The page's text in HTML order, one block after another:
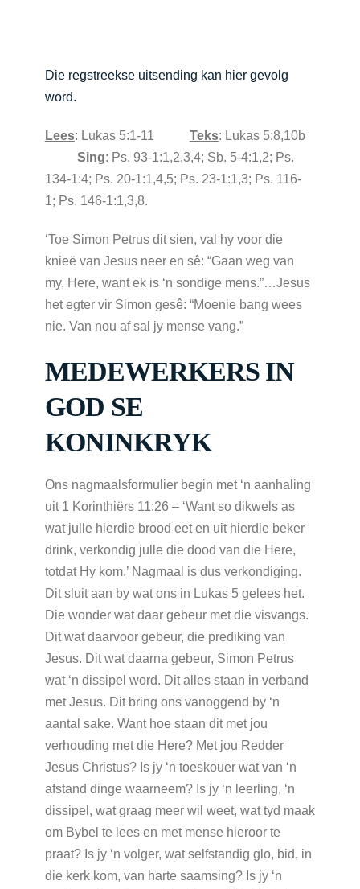
Die regstreekse uitsending kan hier gevolg
word.
Lees: Lukas 5:1-11 Teks: Lukas 5:8,10b
Sing: Ps. 93-1:1,2,3,4; Sb. 5-4:1,2; Ps.
134-1:4; Ps. 20-1:1,4,5; Ps. 23-1:1,3; Ps. 116-
1; Ps. 146-1:1,3,8.
‘Toe Simon Petrus dit sien, val hy voor die
knieë van Jesus neer en sê: “Gaan weg van
my, Here, want ek is ‘n sondige mens.”…Jesus
het egter vir Simon gesê: “Moenie bang wees
nie. Van nou af sal jy mense vang.”
MEDEWERKERS IN
GOD SE
KONINKRYK
Ons nagmaalsformulier begin met ‘n aanhaling
uit 1 Korinthiërs 11:26 – ‘Want so dikwels as
wat julle hierdie brood eet en uit hierdie beker
drink, verkondig julle die dood van die Here,
totdat Hy kom.’ Nagmaal is dus verkondiging.
Dit sluit aan by wat ons in Lukas 5 gelees het.
Die wonder wat daar gebeur met die visvangs.
Dit wat daarvoor gebeur, die prediking van
Jesus. Dit wat daarna gebeur, Simon Petrus
wat ‘n dissipel word. Dit alles staan in verband
met Jesus. Dit bring ons vanoggend by ‘n
aantal sake. Want hoe staan dit met jou
verhouding met die Here? Met jou Redder
Jesus Christus? Is jy ‘n toeskouer wat van ‘n
afstand dinge waarneem? Is jy ‘n leerling, ‘n
dissipel, wat graag meer wil weet, wat tyd maak
om Bybel te lees en met mense hieroor te
praat? Is jy ‘n volger, wat selfstandig glo, bid, in
die kerk kom, van harte saamsing? Is jy ‘n